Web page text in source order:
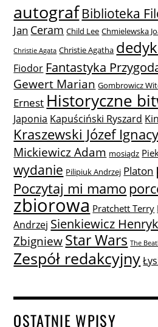
autografBiblioteka
Jan Ceram Child Lee Chmielewska
Christie Agata Christie Agatha
Fiodor Fantastyka
Gewert Marian Gombrowicz
Ernest Historyczne
Japonia Kapuściński Ryszard
Kraszewski Józef Ignacy
Mickiewicz Adam mosiądz
wydanie Pilipiuk Andrzej Platon
Poczytaj mi mamo
zbiorowa Pratchett Terry
Andrzej Sienkiewicz Henryk
ZbigniewStar Wars The
Zespół redakcyjny
OSTATNIE WPISY